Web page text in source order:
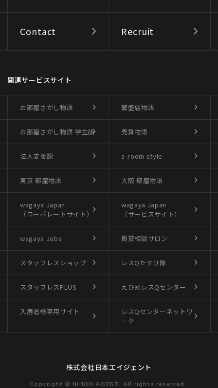
Contact Recruit
関連サービスサイト
お部屋さがし物語 繁盛店物語
お部屋さがし物語 学生版 売買物語
法人支援課 a-room style
東京 部屋物語 大阪 部屋物語
wagaya Japan
（コーポレートサイト）
wagaya Japan
（サービスサイト）
wagaya Jobs 賃貸相談サロン
スタッフレスショップ レスQたすけ隊
スタッフレスPLUS えひめレスQセンター
入居者様専用サイト
レスQセンターネットワ
ーク
株式会社日本エイジェント
Copyright © NIHON AGENT. All rights reserved..